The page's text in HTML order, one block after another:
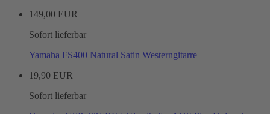
149,00 EUR
Sofort lieferbar
Yamaha FS400 Natural Satin Westerngitarre
19,90 EUR
Sofort lieferbar